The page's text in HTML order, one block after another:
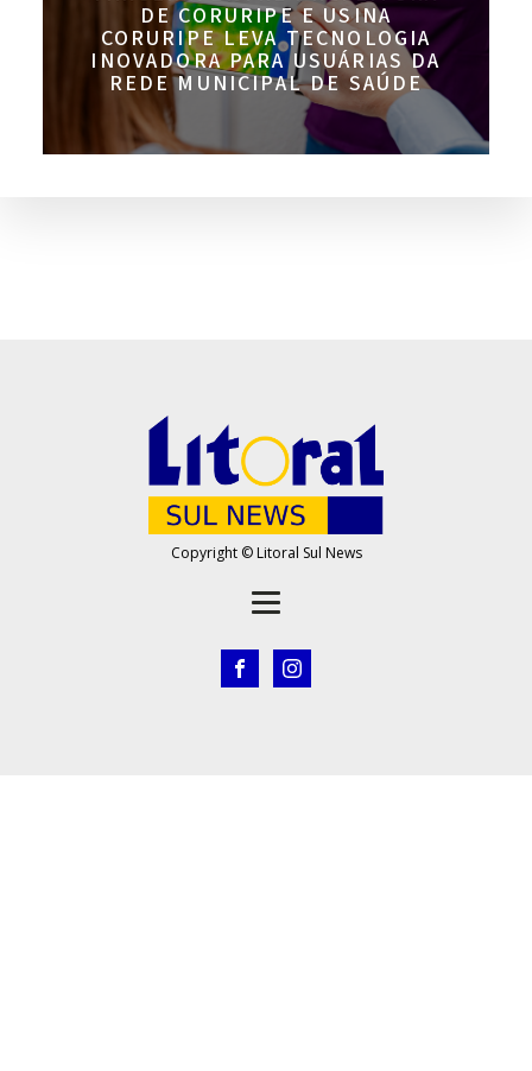
DE CORURIPE E USINA
CORURIPE LEVA TECNOLOGIA
INOVADORA PARA USUÁRIAS DA
REDE MUNICIPAL DE SAÚDE
Copyright © Litoral Sul News